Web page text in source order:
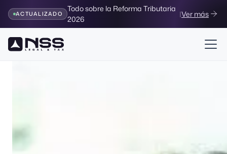
ACTUALIZADO
Todo sobre la Reforma Tributaria
2026
|Ver más